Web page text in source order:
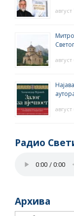
август
август
август
Радио
Архива